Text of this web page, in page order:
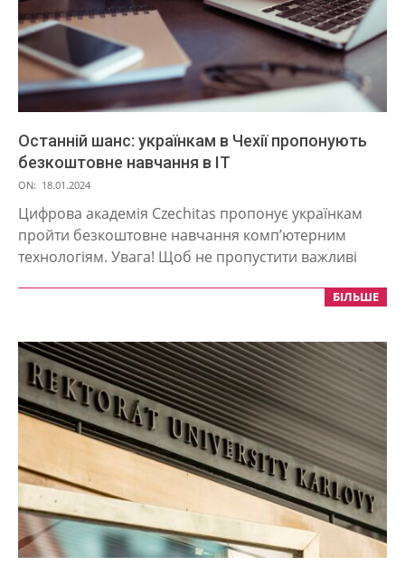
Останній шанс: українкам в Чехії пропонують
безкоштовне навчання в IT
2024-
01-
18
ON: 18.01.2024
Цифрова академія Сzechitas пропонує українкам
пройти безкоштовне навчання комп’ютерним
технологіям. Увага! Щоб не пропустити важливі
БІЛЬШЕ